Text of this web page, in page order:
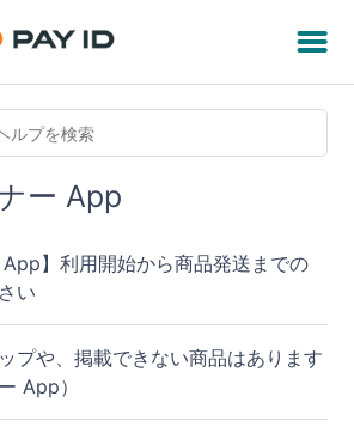
ー App
App】利用開始から商品発送までの
い
プや、掲載できない商品はあります
App）